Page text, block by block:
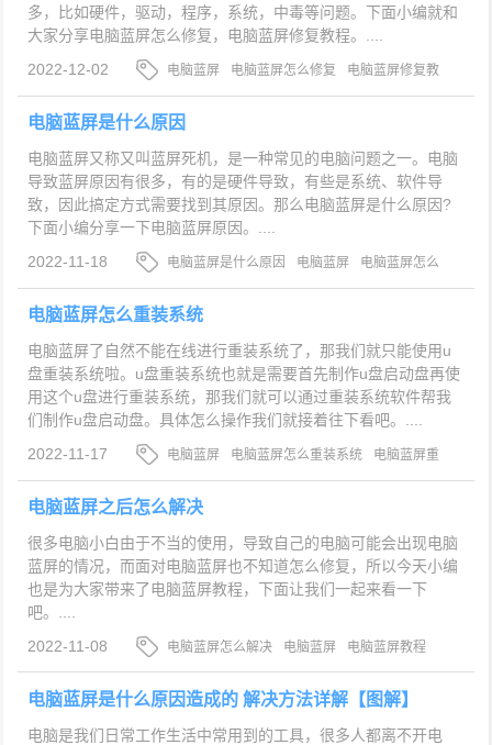
多，比如硬件，驱动，程序，系统，中毒等问题。下面小编就和
大家分享电脑蓝屏怎么修复，电脑蓝屏修复教程。....
2022-12-02
电脑蓝屏 电脑蓝屏怎么修复
电脑蓝屏修复教
程
电脑蓝屏是什么原因
电脑蓝屏又称又叫蓝屏死机，是一种常见的电脑问题之一。电脑
导致蓝屏原因有很多，有的是硬件导致，有些是系统、软件导
致，因此搞定方式需要找到其原因。那么电脑蓝屏是什么原因?
下面小编分享一下电脑蓝屏原因。....
2022-11-18
电脑蓝屏是什么原因 电脑蓝屏
电脑蓝屏怎么
回事
电脑蓝屏怎么重装系统
电脑蓝屏了自然不能在线进行重装系统了，那我们就只能使用u
盘重装系统啦。u盘重装系统也就是需要首先制作u盘启动盘再使
用这个u盘进行重装系统，那我们就可以通过重装系统软件帮我
们制作u盘启动盘。具体怎么操作我们就接着往下看吧。....
2022-11-17
电脑蓝屏 电脑蓝屏怎么重装系统
电脑蓝屏重
装系统教程
电脑蓝屏之后怎么解决
很多电脑小白由于不当的使用，导致自己的电脑可能会出现电脑
蓝屏的情况，而面对电脑蓝屏也不知道怎么修复，所以今天小编
也是为大家带来了电脑蓝屏教程，下面让我们一起来看一下
吧。....
2022-11-08
电脑蓝屏怎么解决 电脑蓝屏 电脑蓝屏教程
电脑蓝屏是什么原因造成的 解决方法详解【图解】
电脑是我们日常工作生活中常用到的工具，很多人都离不开电